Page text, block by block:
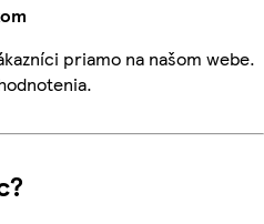
priamo na našom webe.